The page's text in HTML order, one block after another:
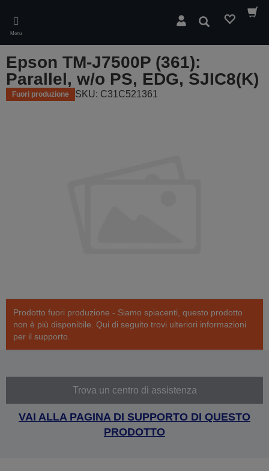
main
content
Menu
Cerca
Epson TM-J7500P (361):
Parallel, w/o PS, EDG, SJIC8(K)
Fuori produzione SKU: C31C521361
Prodotto fuori produzione - Siamo spiacenti, questo prodotto
non è più disponibile. Qui di seguito trovi ulteriori informazioni
per il supporto.
Trova un centro di assistenza
VAI ALLA PAGINA DI SUPPORTO DI QUESTO
PRODOTTO